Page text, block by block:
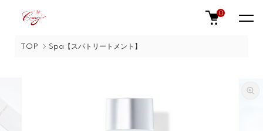
0
TOP Spa【スパトリートメント】